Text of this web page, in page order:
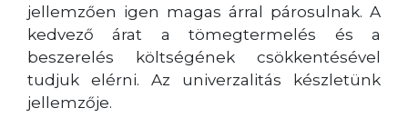
jellemzően igen magas árral párosulnak. A
kedvező árat a tömegtermelés és a
beszerelés költségének csökkentésével
tudjuk elérni. Az univerzalitás készletünk
jellemzője.